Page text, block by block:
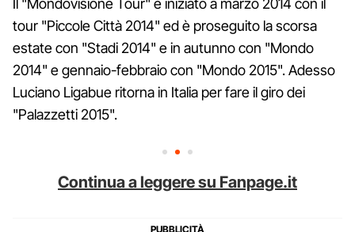
Il "Mondovisione Tour" è iniziato a marzo 2014 con il
tour "Piccole Città 2014" ed è proseguito la scorsa
estate con "Stadi 2014" e in autunno con "Mondo
2014" e gennaio-febbraio con "Mondo 2015". Adesso
Luciano Ligabue ritorna in Italia per fare il giro dei
"Palazzetti 2015".
Continua a leggere su Fanpage.it